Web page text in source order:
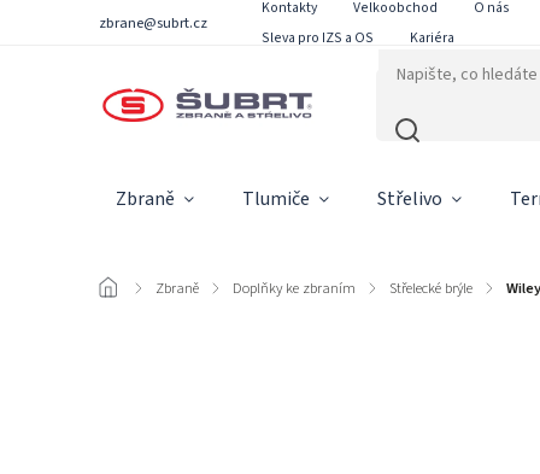
zbrane@subrt.cz
Kontakty Velkoobchod O nás
Sleva pro IZS a OS
Kariéra
Zbraně Tlumiče Střelivo
/ Zbraně / Doplňky ke zbraním / Střelecké brýle /